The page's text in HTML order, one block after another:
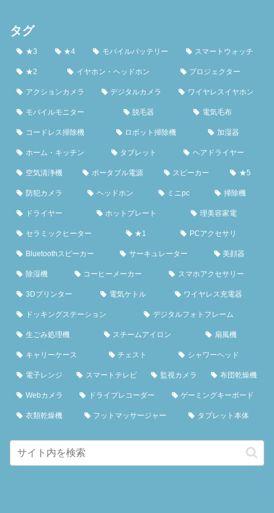
タグ
★3 ★4 モバイルバッテリー スマートウォッチ
★2 イヤホン・ヘッドホン プロジェクター
アクションカメラ デジタルカメラ ワイヤレスイヤホン
モバイルモニター 脱毛器 電気毛布
コードレス掃除機 ロボット掃除機 加湿器
ホーム・キッチン タブレット ヘアドライヤー
空気清浄機 ポータブル電源 スピーカー ★5
防犯カメラ ヘッドホン ミニpc 掃除機
ドライヤー ホットプレート 理美容家電
セラミックヒーター ★1 PCアクセサリ
Bluetoothスピーカー サーキュレーター 美顔器
除湿機 コーヒーメーカー スマホアクセサリー
3Dプリンター 電気ケトル ワイヤレス充電器
ドッキングステーション デジタルフォトフレーム
生ごみ処理機 スチームアイロン 扇風機
キャリーケース チェスト シャワーヘッド
電子レンジ スマートテレビ 監視カメラ 布団乾燥機
Webカメラ ドライブレコーダー ゲーミングキーボード
衣類乾燥機 フットマッサージャー タブレット本体